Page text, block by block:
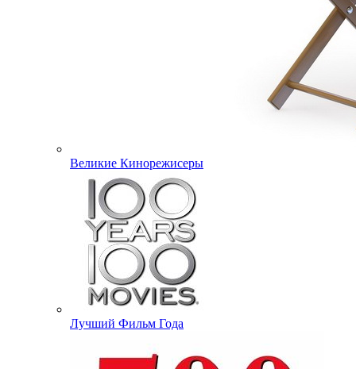
Великие Кинорежисеры
Лучший Фильм Года